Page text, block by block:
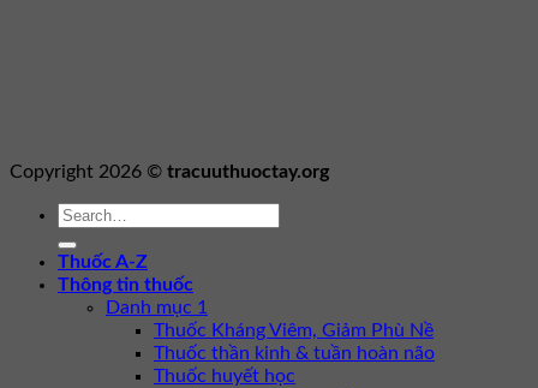
Copyright 2026 © tracuuthuoctay.org
Thuốc A-Z
Thông tin thuốc
Danh mục 1
Thuốc Kháng Viêm, Giảm Phù Nề
Thuốc thần kinh & tuần hoàn não
Thuốc huyết học